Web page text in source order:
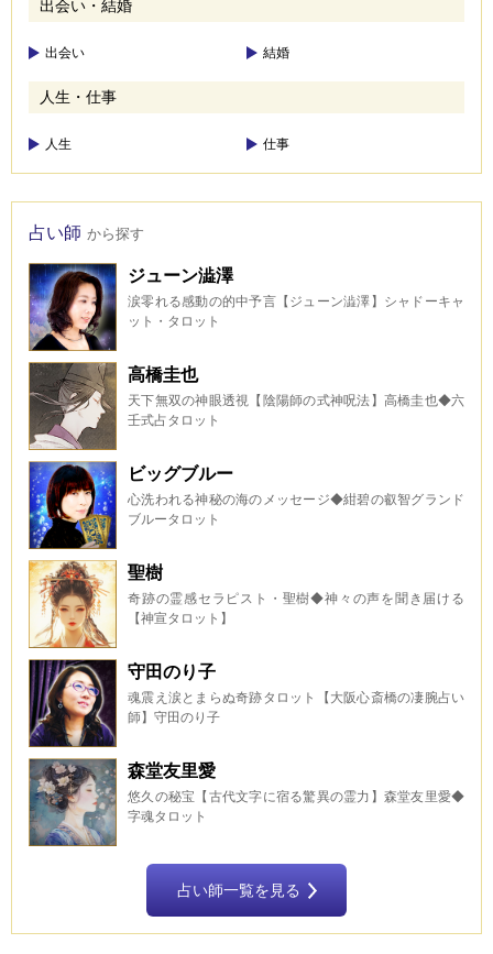
出会い・結婚
出会い 結婚
人生・仕事
人生 仕事
占い師 から探す
ジューン澁澤
涙零れる感動の的中予言【ジューン澁澤】シャドーキャ
ット・タロット
高橋圭也
天下無双の神眼透視【陰陽師の式神呪法】高橋圭也◆六
壬式占タロット
ビッグブルー
心洗われる神秘の海のメッセージ◆紺碧の叡智グランド
ブルータロット
聖樹
奇跡の霊感セラピスト・聖樹◆神々の声を聞き届ける
【神宣タロット】
守田のり子
魂震え涙とまらぬ奇跡タロット【大阪心斎橋の凄腕占い
師】守田のり子
森堂友里愛
悠久の秘宝【古代文字に宿る驚異の霊力】森堂友里愛◆
字魂タロット
占い師一覧を見る